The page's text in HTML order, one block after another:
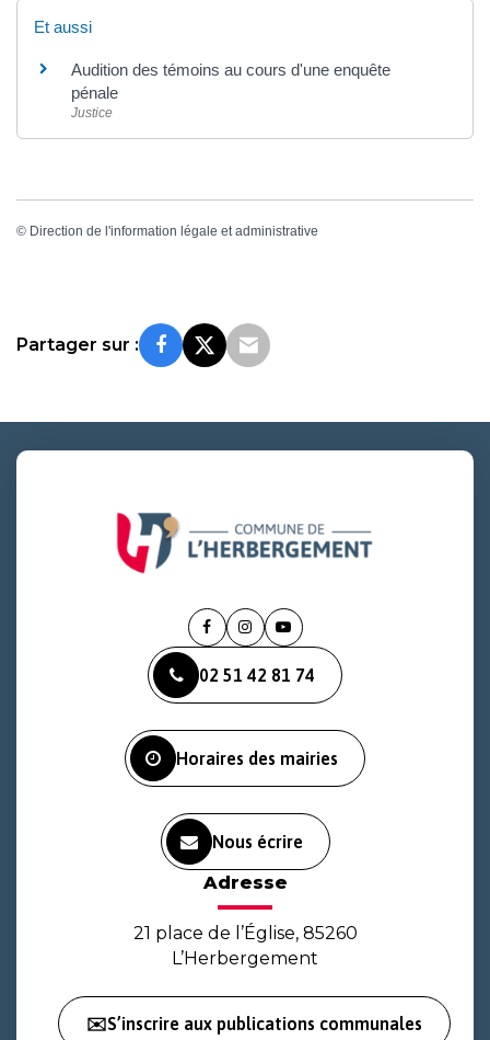
Et aussi
Audition des témoins au cours d'une enquête
pénale
Justice
© Direction de l'information légale et administrative
Partager sur :
Lien
le
compte
Lien
le
compte
Lien
la
chaîne
02 51 42 81 74
Horaires des mairies
Nous écrire
Adresse
21 place de l’Église, 85260
L’Herbergement
✉️S’inscrire aux publications communales